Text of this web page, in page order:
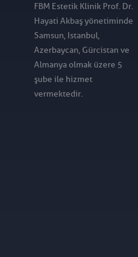
FBM Estetik Klinik Prof. Dr.
Hayati Akbaş yönetiminde
Samsun, Istanbul,
Azerbaycan, Gürcistan ve
Almanya olmak üzere 5
şube ile hizmet
vermektedir.